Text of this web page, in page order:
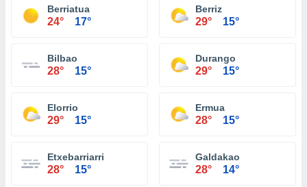
Berriatua
24° 17°
Berriz
29° 15°
Bilbao
28° 15°
Durango
29° 15°
Elorrio
29° 15°
Ermua
28° 15°
Etxebarriarri
28° 15°
Galdakao
28° 14°